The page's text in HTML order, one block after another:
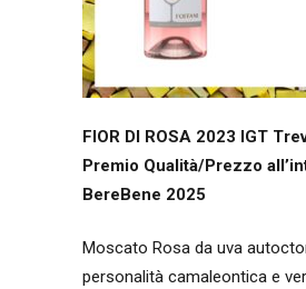
FIOR DI ROSA 2023 IGT
Premio Qualità/Prezzo
BereBene 2025
Moscato Rosa da uva
personalità camaleontica e